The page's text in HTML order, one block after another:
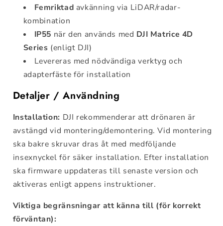
Femriktad avkänning via LiDAR/radar-
kombination
IP55 när den används med DJI Matrice 4D
Series (enligt DJI)
Levereras med nödvändiga verktyg och
adapterfäste för installation
Detaljer / Användning
Installation: DJI rekommenderar att drönaren är
avstängd vid montering/demontering. Vid montering
ska bakre skruvar dras åt med medföljande
insexnyckel för säker installation. Efter installation
ska firmware uppdateras till senaste version och
aktiveras enligt appens instruktioner.
Viktiga begränsningar att känna till (för korrekt
förväntan):